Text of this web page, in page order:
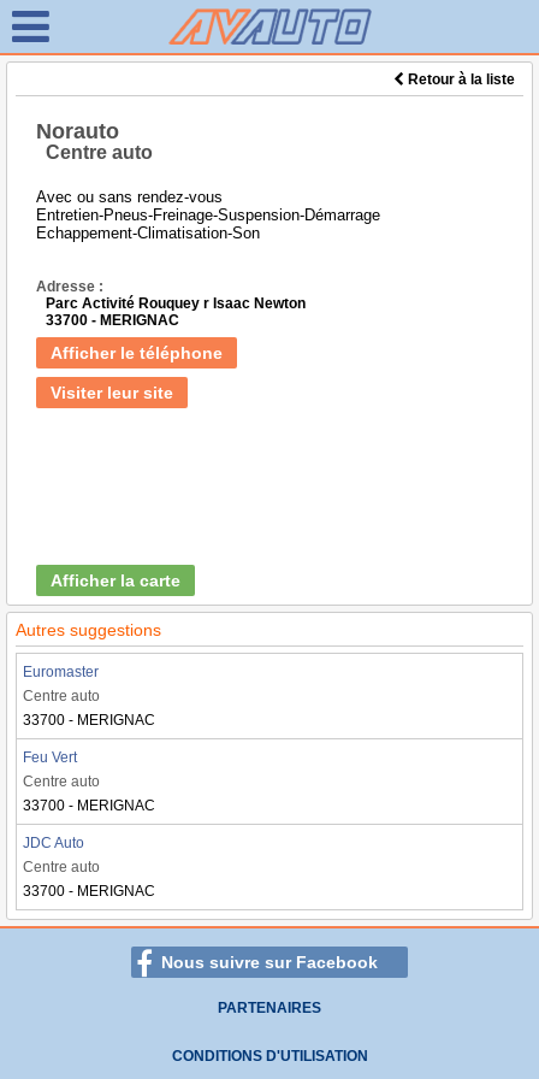
Retour à la liste
Norauto
Centre auto
Avec ou sans rendez-vous
Entretien-Pneus-Freinage-Suspension-Démarrage
Echappement-Climatisation-Son
Adresse :
Parc Activité Rouquey r Isaac Newton
33700 - MERIGNAC
Afficher le téléphone
Visiter leur site
Afficher la carte
Autres suggestions
Euromaster
Centre auto
33700 - MERIGNAC
Feu Vert
Centre auto
33700 - MERIGNAC
JDC Auto
Centre auto
33700 - MERIGNAC
Nous suivre sur Facebook
PARTENAIRES
CONDITIONS D'UTILISATION